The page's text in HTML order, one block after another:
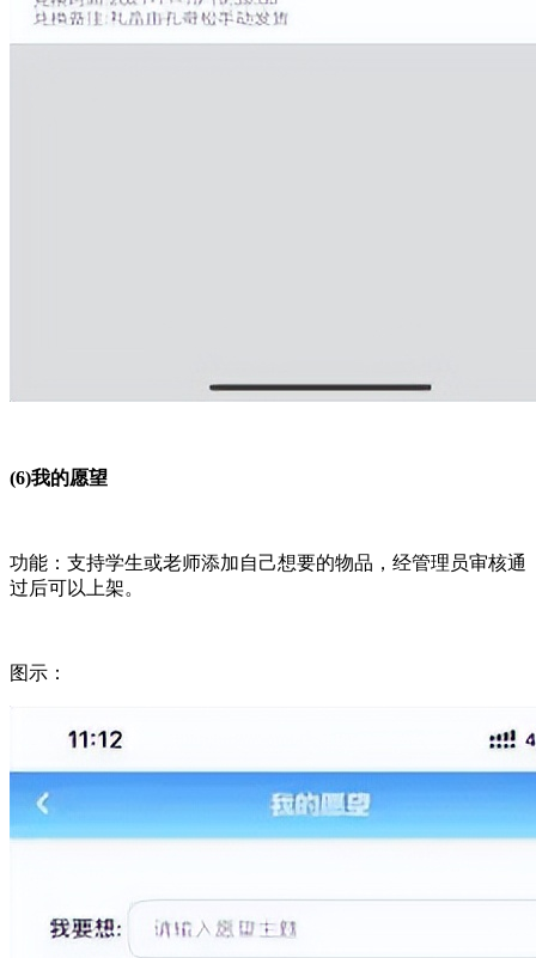
(6)我的愿望
功能：支持学生或老师添加自己想要的物品，经管理员审核通
过后可以上架。
图示：